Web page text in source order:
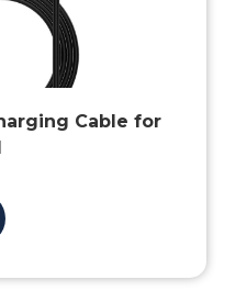
Cable for